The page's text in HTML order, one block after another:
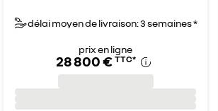
délai moyen de livraison: 3 semaines *
prix en ligne
28 800 € TTC*